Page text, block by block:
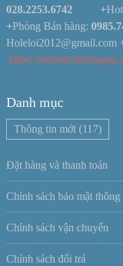
028.2253.6742 +
+Phòng Bán hàng:
Holeloi2012@gmail.com
https://
Danh mục
Thông tin mới (117)
Đặt hàng và thanh toán
Chính sách bảo mật thông
Chính sách vận chuyển
Chính sách đổi trả